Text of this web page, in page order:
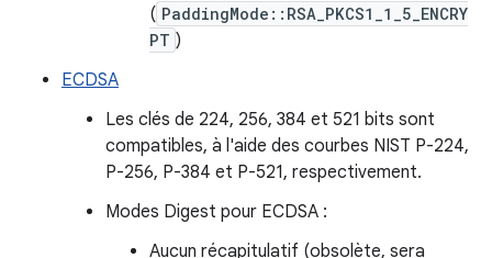
( PaddingMode::RSA_PKCS1_1_5_ENCRY
PT )
ECDSA
Les clés de 224, 256, 384 et 521 bits sont
compatibles, à l'aide des courbes NIST P-224,
P-256, P-384 et P-521, respectivement.
Modes Digest pour ECDSA :
Aucun récapitulatif (obsolète, sera